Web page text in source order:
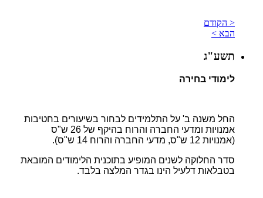
< הקודם
הבא >
תשע"ג
לימודי בחירה
החל משנה ב' על התלמידים לבחור בשיעורים בחטיבות
אמנויות ומדעי החברה והרוח בהיקף של 26 ש"ס
(אמנויות 12 ש"ס, מדעי החברה והרוח 14 ש"ס).
סדר החלוקה לשנים המופיע בתוכנית הלימודים המובאת
בטבלאות דלעיל הינו בגדר המלצה בלבד.